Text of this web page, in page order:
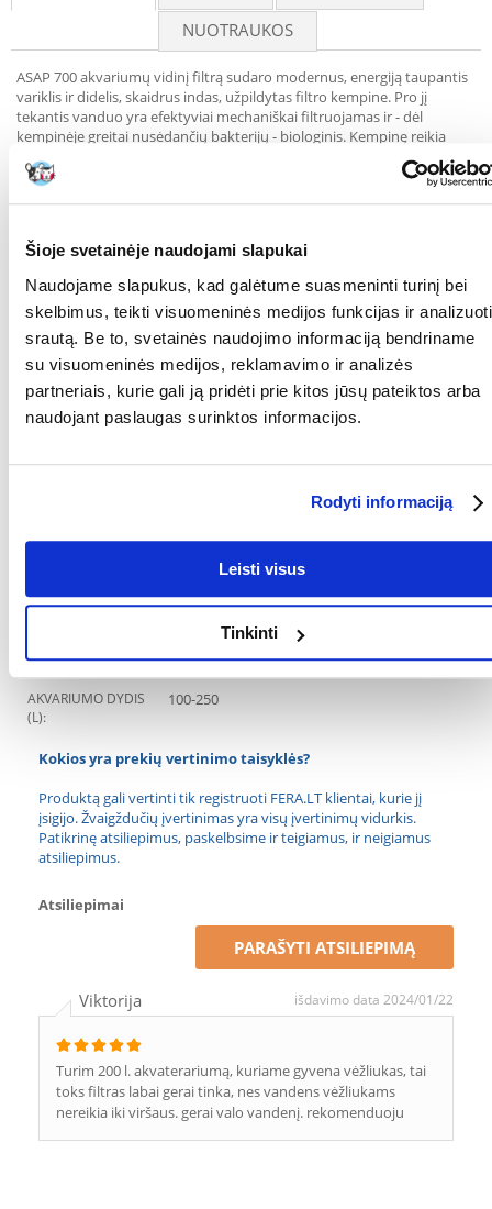
Šioje svetainėje naudojami slapukai
Naudojame slapukus, kad galėtume suasmeninti turinį bei
skelbimus, teikti visuomeninės medijos funkcijas ir analizuoti
srautą. Be to, svetainės naudojimo informaciją bendriname
su visuomeninės medijos, reklamavimo ir analizės
partneriais, kurie gali ją pridėti prie kitos jūsų pateiktos arba
naudojant paslaugas surinktos informacijos.
Rodyti informaciją
Leisti visus
Tinkinti
NUOTRAUKOS
ASAP 700 akvariumų vidinį filtrą sudaro modernus, energiją taupantis
variklis ir didelis, skaidrus indas, užpildytas filtro kempine. Pro jį
tekantis vanduo yra efektyviai mechaniškai filtruojamas ir - dėl
kempinėje greitai nusėdančių bakterijų - biologinis. Kempinę reikia
reguliariai skalauti, o jei ji yra nusidėvėjusi, ją reikia pakeisti.
Rekomenduojamas akvariumo dydis: 100–250 L.
Garantija: 2 metai
Šios serijos filtrai taip pat tinka akvaterariumams, nes jie gali veikti net
5 cm gylyje. Jie veiksmingai aprūpina akvariumo vandenį deguonimi,
sukeldami intensyvų jo paviršiaus judėjimą.
RŪŠIS: Vidinis
Parametrai
GAMINTOJAS:
PAJĖGUMAS (L/H): 650
AKVARIUMO DYDIS
(L):
100-250
Kokios yra prekių vertinimo taisyklės?
Produktą gali vertinti tik registruoti FERA.LT klientai, kurie jį
įsigijo. Žvaigždučių įvertinimas yra visų įvertinimų vidurkis.
Patikrinę atsiliepimus, paskelbsime ir teigiamus, ir neigiamus
atsiliepimus.
Atsiliepimai
PARAŠYTI ATSILIEPIMĄ
Viktorija išdavimo data 2024/01/22
Turim 200 l. akvaterariumą, kuriame gyvena vėžliukas, tai
toks filtras labai gerai tinka, nes vandens vėžliukams
nereikia iki viršaus. gerai valo vandenį. rekomenduoju